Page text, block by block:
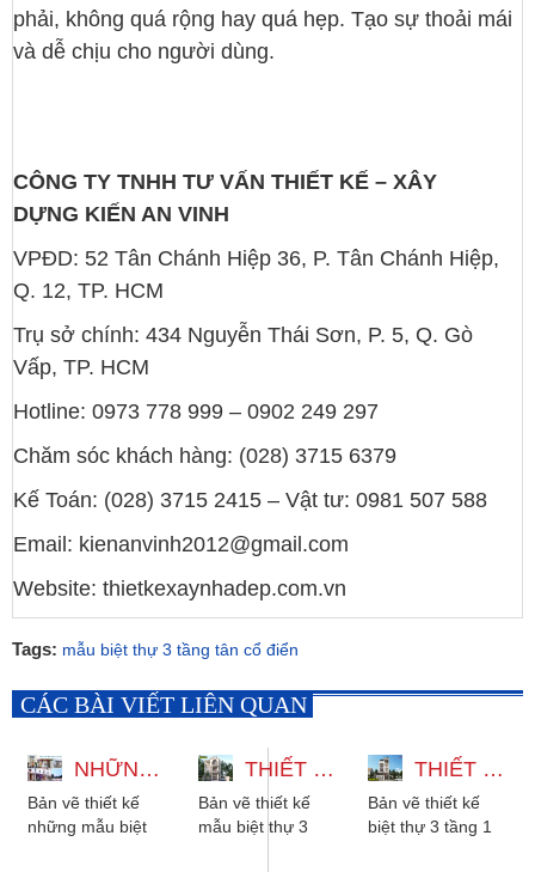
phải, không quá rộng hay quá hẹp. Tạo sự thoải mái
và dễ chịu cho người dùng.
CÔNG TY TNHH TƯ VẤN THIẾT KẾ – XÂY
DỰNG KIẾN AN VINH
VPĐD: 52 Tân Chánh Hiệp 36, P. Tân Chánh Hiệp,
Q. 12, TP. HCM
Trụ sở chính: 434 Nguyễn Thái Sơn, P. 5, Q. Gò
Vấp, TP. HCM
Hotline: 0973 778 999 – 0902 249 297
Chăm sóc khách hàng: (028) 3715 6379
Kế Toán: (028) 3715 2415 – Vật tư: 0981 507 588
Email: kienanvinh2012@gmail.com
Website: thietkexaynhadep.com.vn
Tags: mẫu biệt thự 3 tầng tân cổ điển
CÁC BÀI VIẾT LIÊN QUAN
NHỮNG MẪU BIỆT THỰ 3 TẦNG ĐẸP ĐA DẠNG PHONG CÁCH
Bản vẽ thiết kế
những mẫu biệt
THIẾT KẾ MẪU BIỆT THỰ 3 TẦNG CÓ THANG MÁY 12X22M
Bản vẽ thiết kế
mẫu biệt thự 3
THIẾT KẾ BIỆT THỰ 3 TẦNG 1 TUM HIỆN ĐẠI CÓ THANG MÁY VÀ HẦM
Bản vẽ thiết kế
biệt thự 3 tầng 1